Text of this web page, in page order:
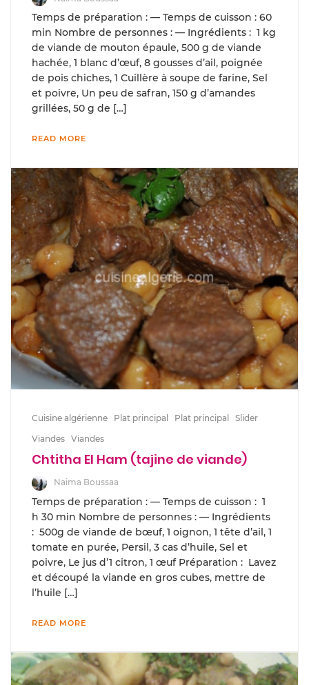
Temps de préparation : — Temps de cuisson : 60
min Nombre de personnes : — Ingrédients : 1 kg
de viande de mouton épaule, 500 g de viande
hachée, 1 blanc d’œuf, 8 gousses d’ail, poignée
de pois chiches, 1 Cuillère à soupe de farine, Sel
et poivre, Un peu de safran, 150 g d’amandes
grillées, 50 g de […]
READ MORE
Cuisine algérienne Plat principal Plat principal
Slider
Viandes Viandes
Chtitha El Ham (tajine de viande)
Naima Boussaa
Temps de préparation : — Temps de cuisson : 1
h 30 min Nombre de personnes : — Ingrédients
: 500g de viande de bœuf, 1 oignon, 1 tête d’ail, 1
tomate en purée, Persil, 3 cas d’huile, Sel et
poivre, Le jus d’1 citron, 1 œuf Préparation : Lavez
et découpé la viande en gros cubes, mettre de
l’huile […]
READ MORE